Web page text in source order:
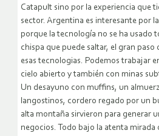
Catapult sino por la experiencia que
sector. Argentina es interesante por
porque la tecnología no se ha usado
chispa que puede saltar, el gran paso
esas tecnologias. Podemos trabajar
cielo abierto y también con minas
Un desayuno con muffins, un
langostinos, cordero regado por un
alta montaña sirvieron para generar
negocios. Todo bajo la atenta mirada